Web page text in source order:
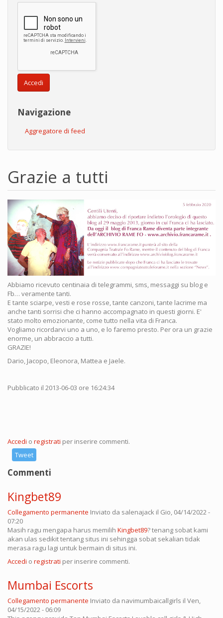
Accedi
Navigazione
Aggregatore di feed
Grazie a tutti
Abbiamo ricevuto centinaia di telegrammi, sms, messaggi su blog e
Fb… veramente tanti.
E tante sciarpe, vesti e rose rosse, tante canzoni, tante lacrime ma
anche tanti sorrisi che ci hanno accompagnato in questi giorni. E'
stato molto emozionante, come tutto nella vita di Franca.
Vogliamo ricordarvi uno a uno, e lo faremo presto. Per ora un grazie
enorme, un abbraccio a tutti.
GRAZIE!
Dario, Jacopo, Eleonora, Mattea e Jaele.
Pubblicato il 2013-06-03 ore 16:24:34
Accedi o registrati per inserire commenti.
Tweet
Commenti
Kingbet89
Collegamento permanente Inviato da salenajack il Gio, 04/14/2022 -
07:20
Masih ragu mengapa harus memilih Kingbet89? tenang sobat kami
akan ulas sedikit tentang situs ini sehingga sobat sekalian tidak
merasa ragu lagi untuk bermain di situs ini.
Accedi o registrati per inserire commenti.
Mumbai Escorts
Collegamento permanente Inviato da navimumbaicallgirls il Ven,
04/15/2022 - 06:09